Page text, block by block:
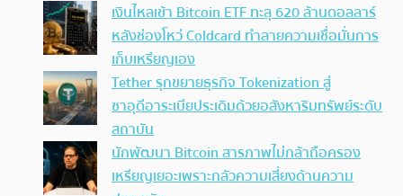
เงินไหลเข้า Bitcoin ETF ทะลุ 620 ล้านดอลลาร์
หลังช่องโหว่ Coldcard ทำลายความเชื่อมั่นการ
เก็บเหรียญเอง
Tether รุกขยายธุรกิจ Tokenization สู่
ซาอุดีอาระเบียประเดิมด้วยอสังหาริมทรัพย์ระดับ
สถาบัน
นักพัฒนา Bitcoin สารภาพไม่กล้าถือครอง
เหรียญเยอะเพราะกลัวความเสี่ยงด้านความ